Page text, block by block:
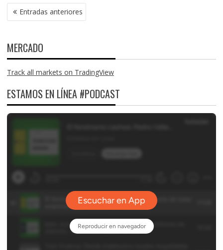
NAVEGACIÓN
DE Entradas anteriores
MERCADO
Track all markets on TradingView
ESTAMOS EN LÍNEA #PODCAST